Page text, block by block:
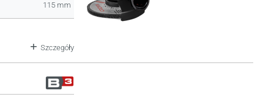
115 mm
Szczegóły